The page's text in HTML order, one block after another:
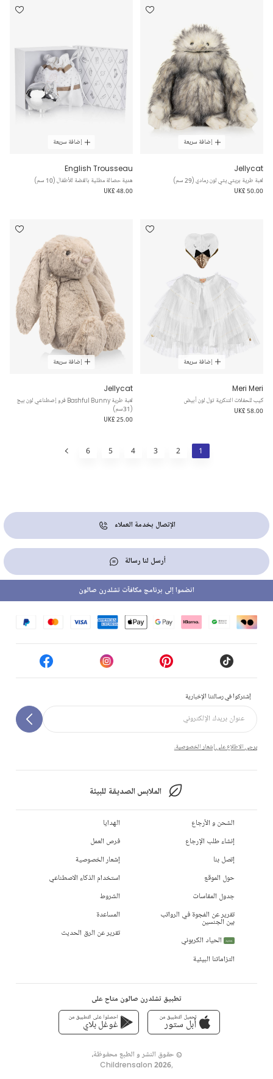
إضافة سريعة
Jellycat
لعبة طرية بريتي يتي لون رمادي (29 سم)
UK£ 50.00
إضافة سريعة
English Trousseau
هدية حصالة مطلية بالفضة للأطفال (10 سم)
UK£ 48.00
إضافة سريعة
Meri Meri
كيب للحفلات التنكرية تول لون أبيض
UK£ 58.00
إضافة سريعة
Jellycat
لعبة طرية Bashful Bunny فرو إصطناعي لون بيج
(31سم)
UK£ 25.00
1
2
3
4
5
6
الإتصال بخدمة العملاء
أرسل لنا رسالة
إشتركوا في رسالتنا الإخبارية
يرجى الاطلاع على إشعار الخصوصية.
الملابس الصديقة للبيئة
انضموا إلى برنامج مكافآت تشلدرن صالون
الشحن و الأرجاع
إنشاء طلب الإرجاع
إتصل بنا
حول الموقع
جدول المقاسات
تقرير عن الفجوة في الرواتب
بين الجنسين
جديد
الحياد الكربوني
التزاماتنا البيئية
الهدايا
فرص العمل
إشعار الخصوصية
استخدام الذكاء الاصطناعي
الشروط
المساعدة
تقرير عن الرق الحديث
تطبيق تشلدرن صالون متاح على
تحميل التطبيق من
أبل ستور
احصلوا على التطبيق من
غوغل بلاي
© حقوق النشر و الطبع محفوظة،
,
Childrensalon 2026